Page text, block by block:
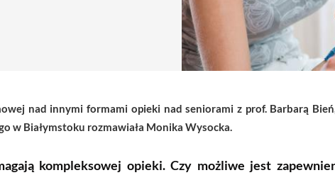
nad innymi formami opieki nad seniorami z prof. Barbarą
w Białymstoku rozmawiała Monika Wysocka.
kompleksowej opieki. Czy możliwe jest